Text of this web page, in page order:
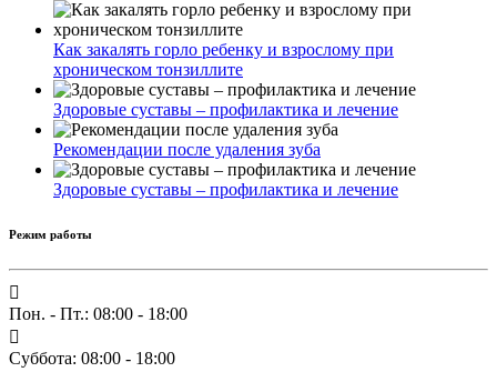
Как закалять горло ребенку и взрослому при
хроническом тонзиллите
Здоровые суставы – профилактика и лечение
Рекомендации после удаления зуба
Здоровые суставы – профилактика и лечение
Режим работы
Пон. - Пт.: 08:00 - 18:00
Суббота: 08:00 - 18:00